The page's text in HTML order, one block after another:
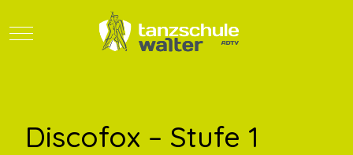
Mobile Menu Toggle
Discofox – Stufe 1